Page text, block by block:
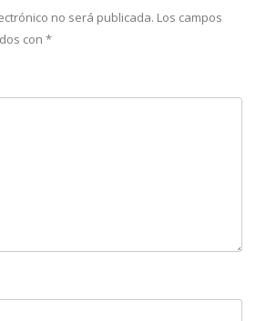
no será publicada. Los campos
con *